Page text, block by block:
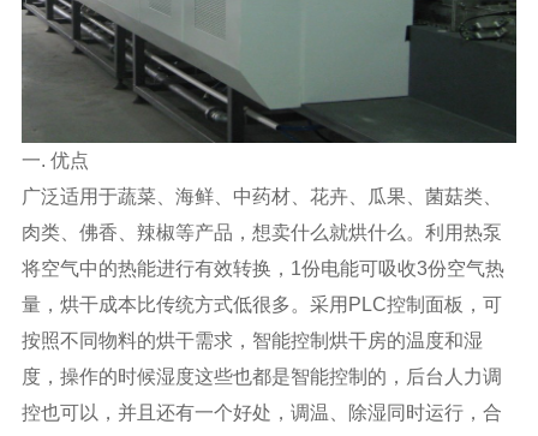
一. 优点
广泛适用于蔬菜、海鲜、中药材、花卉、瓜果、菌菇类、
肉类、佛香、辣椒等产品，想卖什么就烘什么。利用热泵
将空气中的热能进行有效转换，1份电能可吸收3份空气热
量，烘干成本比传统方式低很多。采用PLC控制面板，可
按照不同物料的烘干需求，智能控制烘干房的温度和湿
度，操作的时候湿度这些也都是智能控制的，后台人力调
控也可以，并且还有一个好处，调温、除湿同时运行，合